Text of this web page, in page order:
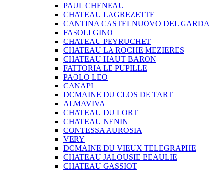
PAUL CHENEAU
CHATEAU LAGREZETTE
CANTINA CASTELNUOVO DEL GARDA
FASOLI GINO
CHATEAU PEYRUCHET
CHATEAU LA ROCHE MEZIERES
CHATEAU HAUT BARON
FATTORIA LE PUPILLE
PAOLO LEO
CANAPI
DOMAINE DU CLOS DE TART
ALMAVIVA
CHATEAU DU LORT
CHATEAU NENIN
CONTESSA AUROSIA
VERY
DOMAINE DU VIEUX TELEGRAPHE
CHATEAU JALOUSIE BEAULIE
CHATEAU GASSIOT